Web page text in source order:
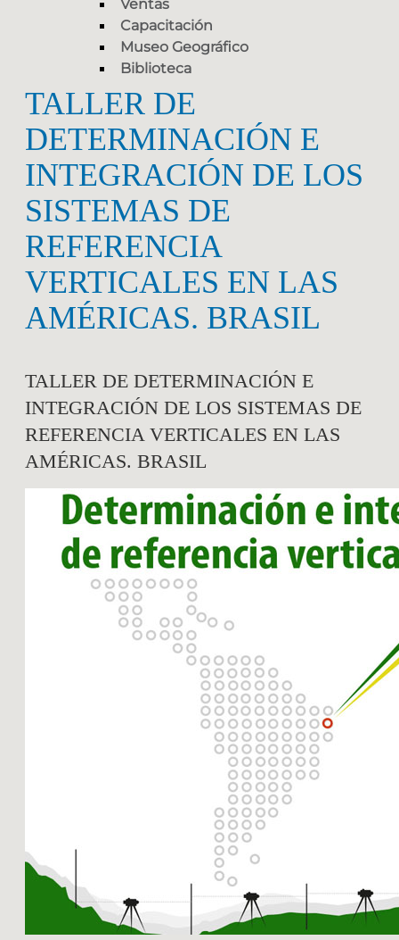
Ventas
Capacitación
Museo Geográfico
Biblioteca
TALLER DE
DETERMINACIÓN E
INTEGRACIÓN DE LOS
SISTEMAS DE
REFERENCIA
VERTICALES EN LAS
AMÉRICAS. BRASIL
TALLER DE DETERMINACIÓN E
INTEGRACIÓN DE LOS SISTEMAS DE
REFERENCIA VERTICALES EN LAS
AMÉRICAS. BRASIL